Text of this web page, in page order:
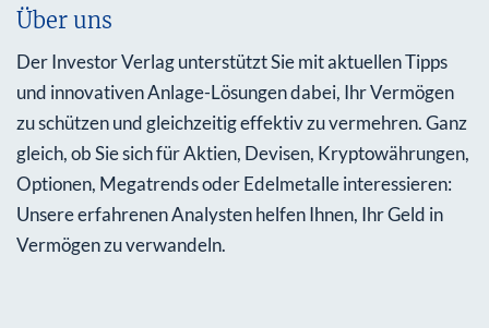
Über uns
Der Investor Verlag unterstützt Sie mit aktuellen Tipps
und innovativen Anlage-Lösungen dabei, Ihr Vermögen
zu schützen und gleichzeitig effektiv zu vermehren. Ganz
gleich, ob Sie sich für Aktien, Devisen, Kryptowährungen,
Optionen, Megatrends oder Edelmetalle interessieren:
Unsere erfahrenen Analysten helfen Ihnen, Ihr Geld in
Vermögen zu verwandeln.